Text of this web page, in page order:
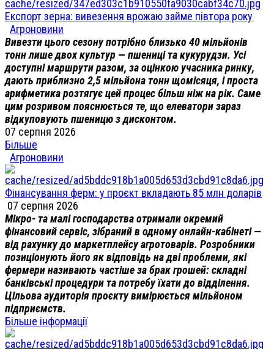
Експорт зерна: вивезення врожаю займе півтора року
Агроновини
Вивезти цього сезону потрібно близько 40 мільйонів
тонн лише двох культур — пшениці та кукурудзи. Усі
доступні маршрути разом, за оцінкою учасника ринку,
дають приблизно 2,5 мільйона тонн щомісяця, і проста
арифметика розтягує цей процес більш ніж на рік. Саме
цим розривом пояснюється те, що елеватори зараз
відкуповують пшеницю з дисконтом.
07 серпня 2026
Більше
Агроновини
Фінансування ферм: у проєкт вкладають 85 млн доларів
07 серпня 2026
Мікро- та малі господарства отримали окремий
фінансовий сервіс, зібраний в одному онлайн-кабінеті —
від рахунку до маркетплейсу агротоварів. Розробники
позиціонують його як відповідь на дві проблеми, які
фермери називають частіше за брак грошей: складні
банківські процедури та потребу їхати до відділення.
Цільова аудиторія проєкту вимірюється мільйоном
підприємств.
Більше інформації